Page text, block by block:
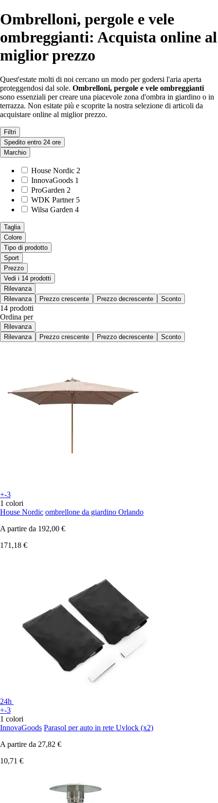
Ombrelloni, pergole e vele
ombreggianti: Acquista online al
miglior prezzo
Quest'estate molti di noi cercano un modo per godersi l'aria aperta
proteggendosi dal sole. Ombrelloni, pergole e vele ombreggianti
sono essenziali per creare una piacevole zona d'ombra in giardino o in
terrazza. Non esitate più e scoprite la nostra selezione di articoli da
acquistare online al miglior prezzo.
Filtri
Spedito entro 24 ore
Marchio
House Nordic 2
InnovaGoods 1
ProGarden 2
WDK Partner 5
Wilsa Garden 4
Taglia
Colore
Tipo di prodotto
Sport
Prezzo
Vedi i 14 prodotti
Rilevanza
Rilevanza
Prezzo crescente Prezzo decrescente Sconto
14 prodotti
Ordina per
Rilevanza
Rilevanza
Prezzo crescente Prezzo decrescente Sconto
+-3
1 colori
House Nordic ombrellone da giardino Orlando
A partire da 192,00 €
171,18 €
24h
+-3
1 colori
InnovaGoods Parasol per auto in rete Uvlock (x2)
A partire da 27,82 €
10,71 €